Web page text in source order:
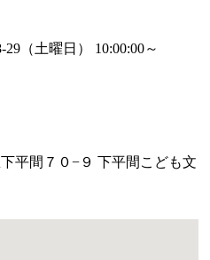
29（土曜日） 10:00:00～
平間７０−９ 下平間こども文